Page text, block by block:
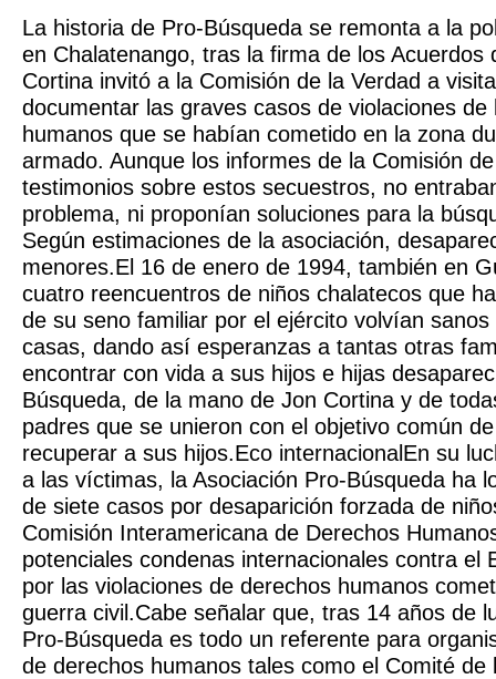
La historia de Pro-Búsqueda se remonta a la
en Chalatenango, tras la firma de los Acuerdos
Cortina invitó a la Comisión de la Verdad a
documentar las graves casos de violaciones de
humanos que se habían cometido en la zona
armado. Aunque los informes de la Comisión
testimonios sobre estos secuestros, no
problema, ni proponían soluciones para la
Según estimaciones de la asociación,
menores.El 16 de enero de 1994, también en
cuatro reencuentros de niños chalatecos que
de su seno familiar por el ejército volvían
casas, dando así esperanzas a tantas otras
encontrar con vida a sus hijos e hijas
Búsqueda, de la mano de Jon Cortina y de
padres que se unieron con el objetivo común
recuperar a sus hijos.Eco internacionalEn su
a las víctimas, la Asociación Pro-Búsqueda ha
de siete casos por desaparición forzada de
Comisión Interamericana de Derechos
potenciales condenas internacionales contra el
por las violaciones de derechos humanos
guerra civil.Cabe señalar que, tras 14 años de
Pro-Búsqueda es todo un referente para
de derechos humanos tales como el Comité de